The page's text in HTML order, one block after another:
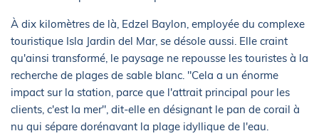
À dix kilomètres de là, Edzel Baylon, employée du complexe
touristique Isla Jardin del Mar, se désole aussi. Elle craint
qu'ainsi transformé, le paysage ne repousse les touristes à la
recherche de plages de sable blanc. "Cela a un énorme
impact sur la station, parce que l'attrait principal pour les
clients, c'est la mer", dit-elle en désignant le pan de corail à
nu qui sépare dorénavant la plage idyllique de l'eau.